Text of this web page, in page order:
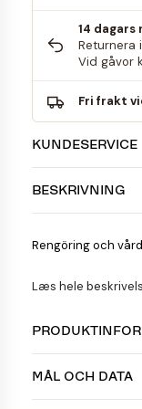
14
Returnera
Vid gåvor
Fri frakt
KUNDESERVICE
BESKRIVNING
Rengöring och
Læs hele
MÅL OCH DATA